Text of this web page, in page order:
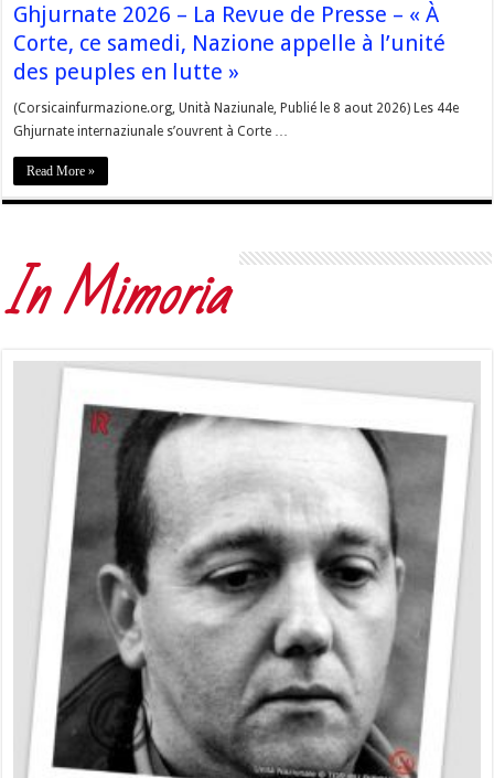
Ghjurnate 2026 – La Revue de Presse – « À
Corte, ce samedi, Nazione appelle à l’unité
des peuples en lutte »
(Corsicainfurmazione.org, Unità Naziunale, Publié le 8 aout 2026) Les 44e
Ghjurnate internaziunale s’ouvrent à Corte …
Read More »
In Mimoria